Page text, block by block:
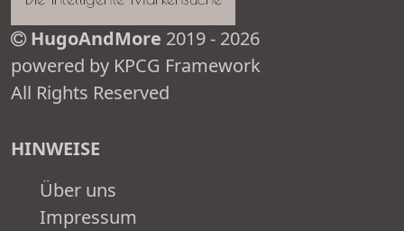
HugoAndMore 2019 - 2026
powered by KPCG Framework
All Rights Reserved
HINWEISE
Über uns
Impressum